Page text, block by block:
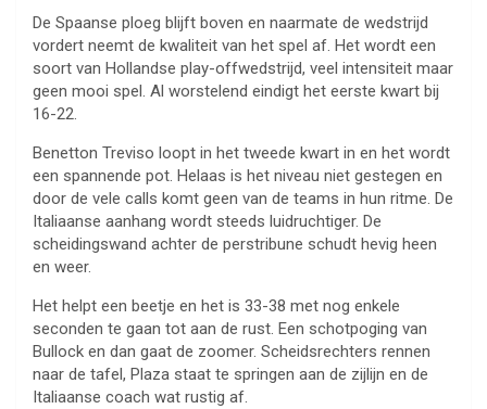
De Spaanse ploeg blijft boven en naarmate de wedstrijd
vordert neemt de kwaliteit van het spel af. Het wordt een
soort van Hollandse play-offwedstrijd, veel intensiteit maar
geen mooi spel. Al worstelend eindigt het eerste kwart bij
16-22.
Benetton Treviso loopt in het tweede kwart in en het wordt
een spannende pot. Helaas is het niveau niet gestegen en
door de vele calls komt geen van de teams in hun ritme. De
Italiaanse aanhang wordt steeds luidruchtiger. De
scheidingswand achter de perstribune schudt hevig heen
en weer.
Het helpt een beetje en het is 33-38 met nog enkele
seconden te gaan tot aan de rust. Een schotpoging van
Bullock en dan gaat de zoomer. Scheidsrechters rennen
naar de tafel, Plaza staat te springen aan de zijlijn en de
Italiaanse coach wat rustig af.